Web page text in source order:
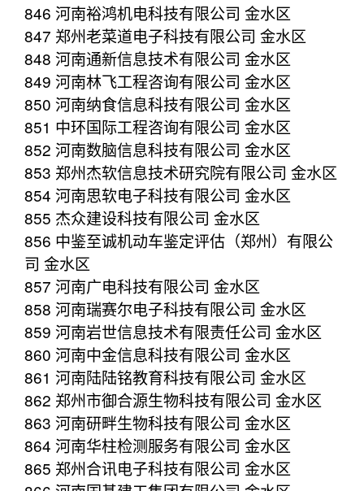
846 河南裕鸿机电科技有限公司 金水区
847 郑州老菜道电子科技有限公司 金水区
848 河南通新信息技术有限公司 金水区
849 河南林飞工程咨询有限公司 金水区
850 河南纳食信息科技有限公司 金水区
851 中环国际工程咨询有限公司 金水区
852 河南数脑信息科技有限公司 金水区
853 郑州杰软信息技术研究院有限公司 金水区
854 河南思软电子科技有限公司 金水区
855 杰众建设科技有限公司 金水区
856 中鉴至诚机动车鉴定评估（郑州）有限公
司 金水区
857 河南广电科技有限公司 金水区
858 河南瑞赛尔电子科技有限公司 金水区
859 河南岩世信息技术有限责任公司 金水区
860 河南中金信息科技有限公司 金水区
861 河南陆陆铭教育科技有限公司 金水区
862 郑州市御合源生物科技有限公司 金水区
863 河南研畔生物科技有限公司 金水区
864 河南华柱检测服务有限公司 金水区
865 郑州合讯电子科技有限公司 金水区